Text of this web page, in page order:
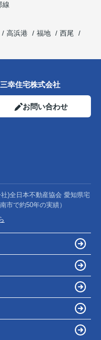
線
高浜港 福地
西尾
幸住宅株式会社
お問い合わせ
)全日本不動産協会 愛知県宅
市で約50年の実績）